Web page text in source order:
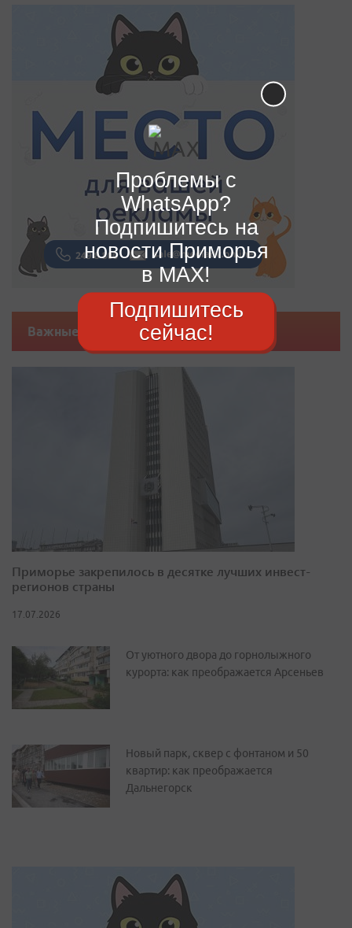
Важные новости
Приморье закрепилось в десятке лучших инвест-
регионов страны
17.07.2026
От уютного двора до горнолыжного
курорта: как преображается Арсеньев
Новый парк, сквер с фонтаном и 50
квартир: как преображается
Дальнегорск
Проблемы с
WhatsApp?
Подпишитесь на
новости Приморья
в MAX!
Подпишитесь
сейчас!